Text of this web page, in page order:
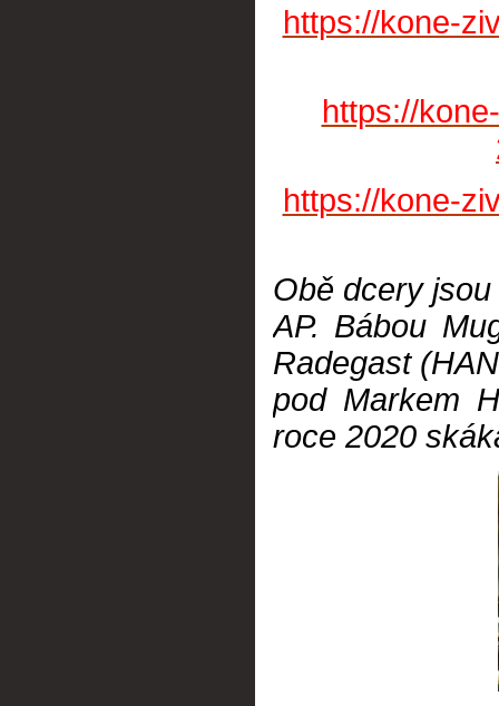
https://kone-
https://
https://kone-
Obě dcery
AP. Bábou
Radegast
pod Markem
roce 2020